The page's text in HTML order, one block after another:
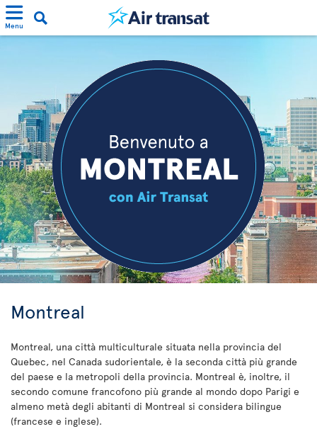
Menu
Montreal
Montreal, una città multiculturale situata nella provincia del
Quebec, nel Canada sudorientale, è la seconda città più grande
del paese e la metropoli della provincia. Montreal è, inoltre, il
secondo comune francofono più grande al mondo dopo Parigi e
almeno metà degli abitanti di Montreal si considera bilingue
(francese e inglese).